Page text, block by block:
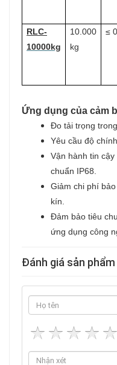
RLC-
10000kg
10.000
kg
≤
Ứng dụng của cảm
Đo tải trọng
Yêu cầu độ
Vận hành tin
chuẩn IP68.
Giảm chi phí
kín.
Đảm bảo tiêu
ứng dụng công
Đánh giá sản phẩm